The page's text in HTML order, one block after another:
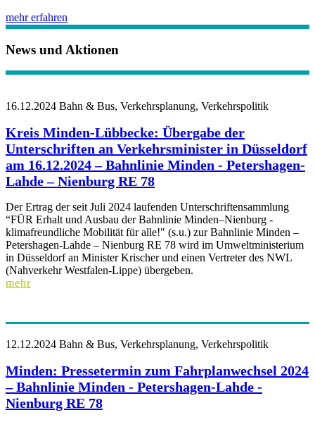
mehr erfahren
News und Aktionen
16.12.2024 Bahn & Bus, Verkehrsplanung, Verkehrspolitik
Kreis Minden-Lübbecke: Übergabe der
Unterschriften an Verkehrsminister in Düsseldorf
am 16.12.2024 – Bahnlinie Minden - Petershagen-
Lahde – Nienburg RE 78
Der Ertrag der seit Juli 2024 laufenden Unterschriftensammlung
“FÜR Erhalt und Ausbau der Bahnlinie Minden–Nienburg -
klimafreundliche Mobilität für alle!" (s.u.) zur Bahnlinie Minden –
Petershagen-Lahde – Nienburg RE 78 wird im Umweltministerium
in Düsseldorf an Minister Krischer und einen Vertreter des NWL
(Nahverkehr Westfalen-Lippe) übergeben.
mehr
12.12.2024 Bahn & Bus, Verkehrsplanung, Verkehrspolitik
Minden: Pressetermin zum Fahrplanwechsel 2024
– Bahnlinie Minden - Petershagen-Lahde -
Nienburg RE 78